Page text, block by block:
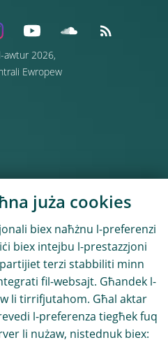
awtur 2026,
Ewropew
juża cookies
biex naħżnu l-preferenzi
biex intejbu l-prestazzjoni
partijiet terzi stabbiliti minn
fil-websajt. Għandek l-
li tirrifjutahom. Għal aktar
l-preferenza tiegħek fuq
li nużaw, nistednuk biex: